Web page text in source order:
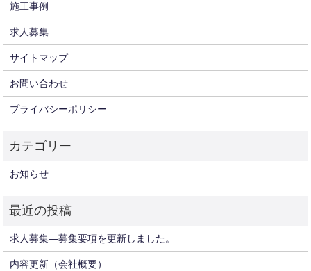
施工事例
求人募集
サイトマップ
お問い合わせ
プライバシーポリシー
お知らせ
求人募集—募集要項を更新しました。
内容更新（会社概要）